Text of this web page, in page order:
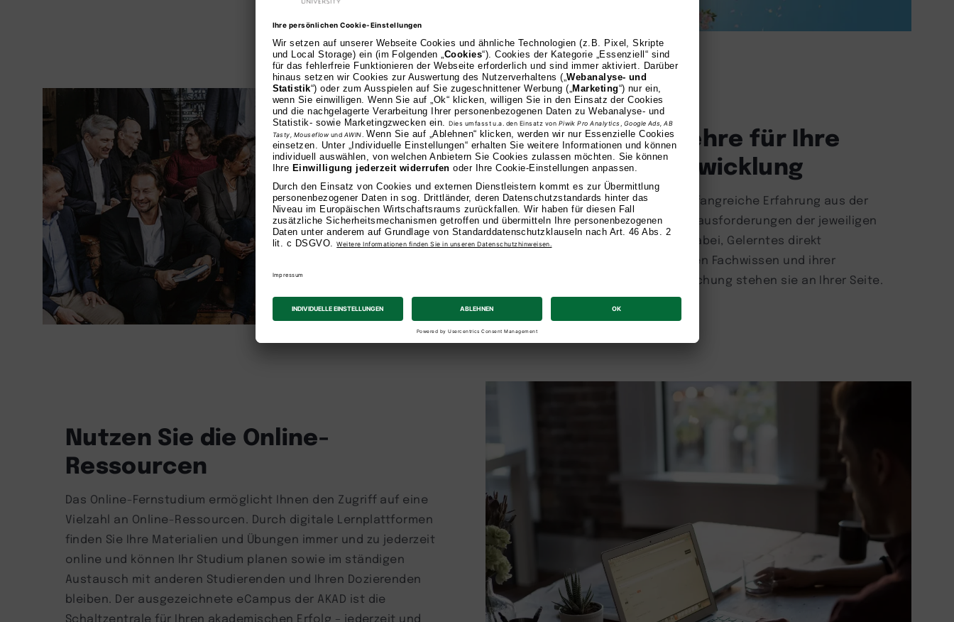
Hochkarätige Lehre für Ihre
persönliche Entwicklung
Unsere Dozierenden bringen umfangreiche Erfahrung aus der
Praxis mit. Sie verstehen die Herausforderungen der jeweiligen
Branche und unterstützen Sie dabei, Gelerntes direkt
anzuwenden. Mit ihrem fundierten Fachwissen und ihrer
Leidenschaft für Lehre und Forschung stehen sie an Ihrer Seite.
Nutzen Sie die Online-
Ressourcen
Das Online-Fernstudium ermöglicht Ihnen den Zugriff auf eine
Vielzahl an Online-Ressourcen. Durch digitale Lernplattformen
finden Sie Ihre Materialien und Übungen immer und zu jederzeit
online und können Ihr Studium planen sowie im ständigen
Austausch mit anderen Studierenden und Ihren Dozierenden
bleiben. Der ausgezeichnete eCampus der AKAD ist die
Schaltzentrale für Ihren akademischen Erfolg – jederzeit und